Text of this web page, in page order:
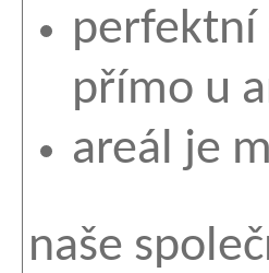
perfektní
přímo u
areál je
naše